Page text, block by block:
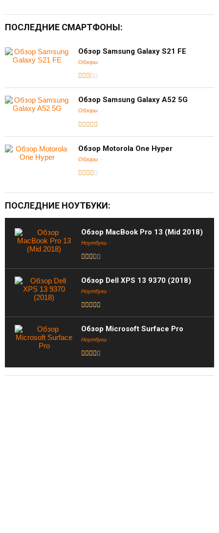
ПОСЛЕДНИЕ СМАРТФОНЫ:
Обзор Samsung Galaxy S21 FE
Обзоры
Обзор Samsung Galaxy A52 5G
Обзоры
Обзор Motorola One Hyper
Обзоры
ПОСЛЕДНИЕ НОУТБУКИ:
Обзор MacBook Pro 13 (Mid 2018)
Ноутбуки
Обзор Dell XPS 13 9370 (2018)
Ноутбуки
Обзор Microsoft Surface Pro
Ноутбуки